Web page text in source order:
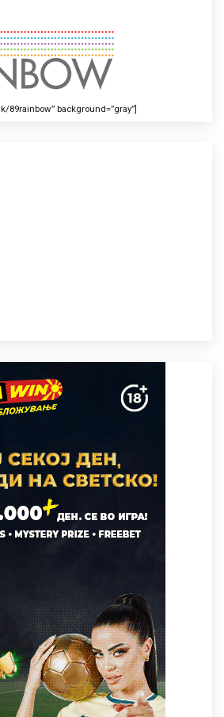
89rainbow” background=”gray”]